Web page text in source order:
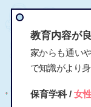
教育内容が
家からも通い
で知識がより
保育学科 / 女